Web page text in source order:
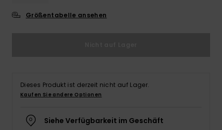
Größentabelle ansehen
Dieses Produkt ist derzeit nicht auf Lager.
Kaufen Sie andere Optionen
Siehe Verfügbarkeit im Geschäft